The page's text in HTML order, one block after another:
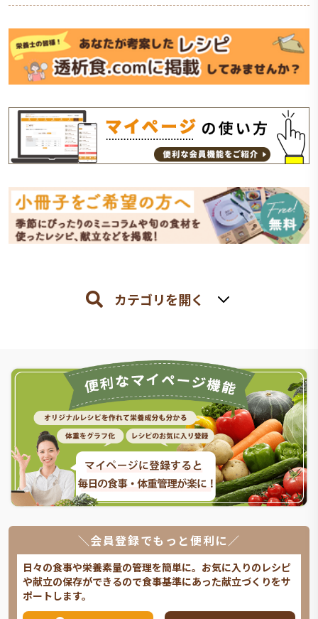
カテゴリを開く
＼会員登録でもっと便利に／
日々の食事や栄養素量の管理を簡単に。お気に入りのレシピ
や献立の保存ができるので食事基準にあった献立づくりをサ
ポートします。